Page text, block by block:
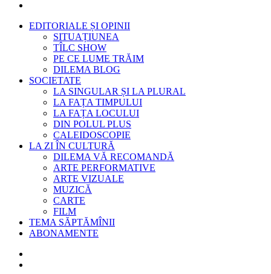
EDITORIALE ȘI OPINII
SITUAȚIUNEA
TÎLC SHOW
PE CE LUME TRĂIM
DILEMA BLOG
SOCIETATE
LA SINGULAR ȘI LA PLURAL
LA FAȚA TIMPULUI
LA FAȚA LOCULUI
DIN POLUL PLUS
CALEIDOSCOPIE
LA ZI ÎN CULTURĂ
DILEMA VĂ RECOMANDĂ
ARTE PERFORMATIVE
ARTE VIZUALE
MUZICĂ
CARTE
FILM
TEMA SĂPTĂMÎNII
ABONAMENTE